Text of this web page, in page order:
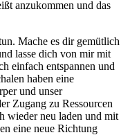
anzukommen und das
Mache es dir gemütlich
lasse dich von mir mit
einfach entspannen und
haben eine
und unser
Zugang zu Ressourcen
wieder neu laden und mit
eine neue Richtung